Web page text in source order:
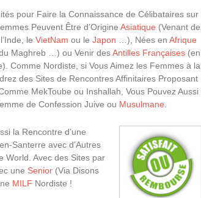
pour Faire la Connaissance de Célibataires sur
Peuvent Être d’Origine Asiatique (Venant de
le VietNam ou le Japon …), Nées en Afrique
Maghreb …) ou Venir desAntilles Françaises (en
Comme Nordiste, si Vous Aimez les Femmes à la
des Sites de Rencontres Affinitaires Proposant
MekToube ou Inshallah, Vous Pouvez Aussi
de Confession Juive ou Musulmane.
la Rencontre d’une
Santerre avec d’Autres
World. Avec des Sites par
une Senior (Via Disons
MILF Nordiste !